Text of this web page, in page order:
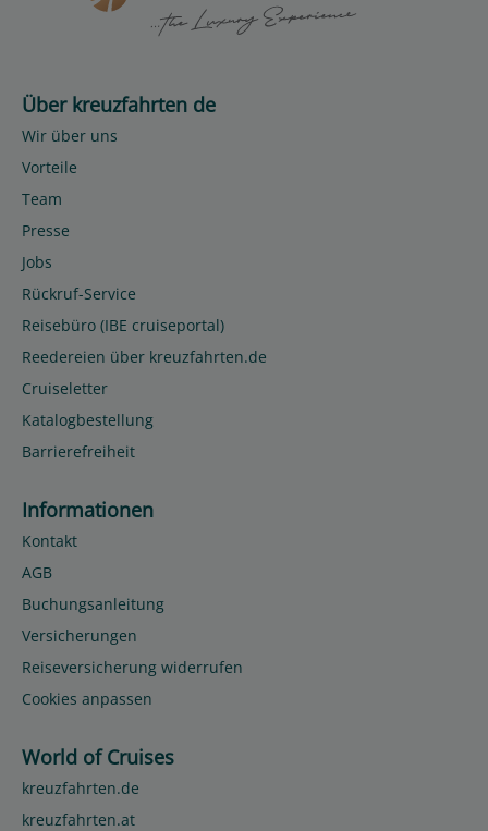
Über kreuzfahrten de
Wir über uns
Vorteile
Team
Presse
Jobs
Rückruf-Service
Reisebüro (IBE cruiseportal)
Reedereien über kreuzfahrten.de
Cruiseletter
Katalogbestellung
Barrierefreiheit
Informationen
Kontakt
AGB
Buchungsanleitung
Versicherungen
Reiseversicherung widerrufen
Cookies anpassen
World of Cruises
kreuzfahrten.de
kreuzfahrten.at